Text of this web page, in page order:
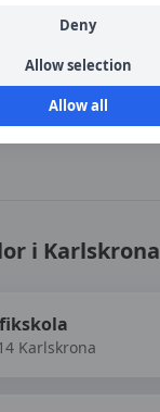
2026-08-08
→
i Karlskrona
Karlskrona
Deny
Allow selection
Allow all